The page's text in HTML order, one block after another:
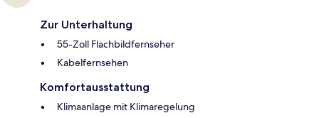
Zur Unterhaltung
55-Zoll Flachbildfernseher
Kabelfernsehen
Komfortausstattung
Klimaanlage mit Klimaregelung